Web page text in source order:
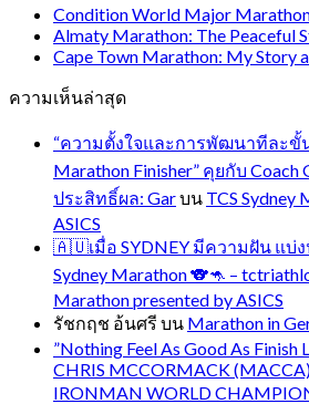
Condition World Major
Almaty Marathon: The Peaceful
Cape Town Marathon: My Story
ความเห็นล่าสุด
“ความตั้งใจและการพัฒนาทีละ
Marathon Finisher” คุยกับ
ประสิทธิ์ผล: Garบน TCS Sydney
ASICS
🇦🇺เมื่อ SYDNEY มีความฝัน แบ่
Sydney Marathon 🐨🦘 –
Marathon presented by ASICS
รัชกฤช อ้นศรี บน Marathon in
”Nothing Feel As Good As Finish
CHRIS MCCORMACK
IRONMAN WORLD